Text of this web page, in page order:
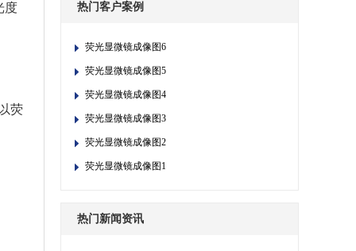
度
荧
热门客户案例
荧光显微镜成像图6
荧光显微镜成像图5
荧光显微镜成像图4
荧光显微镜成像图3
荧光显微镜成像图2
荧光显微镜成像图1
热门新闻资讯